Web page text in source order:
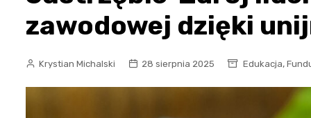
zawodowej dzięki
Krystian Michalski 28 sierpnia 2025 Edukacja,